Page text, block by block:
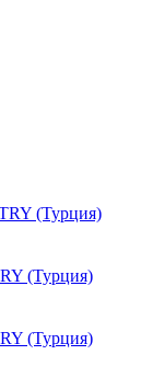
(Турция)
(Турция)
(Турция)